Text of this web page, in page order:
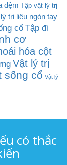
đệm Tập vật lý trị
trị liệu ngón tay
cổ Tập đi
cơ
hóa cột
Vật lý trị
sống cổ Vật lý
có thắc